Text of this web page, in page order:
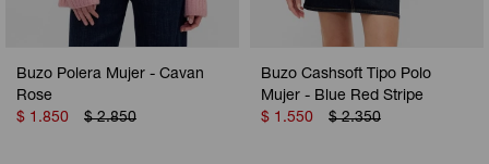
Buzo Polera Mujer - Cavan
Rose
$ 1.850 $ 2.850
Buzo Cashsoft Tipo Polo
Mujer - Blue Red Stripe
$ 1.550 $ 2.350